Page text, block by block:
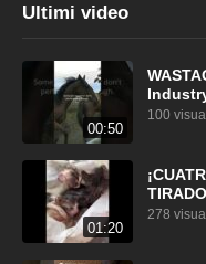
Ultimi video
00:50
100
01:20
278